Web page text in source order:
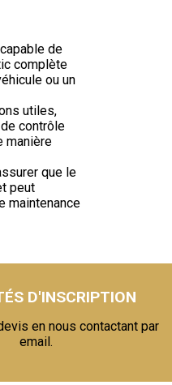
de
complète
ou un
utiles,
contrôle
manière
que le
peut
maintenance
D'INSCRIPTION
en nous contactant par
email.